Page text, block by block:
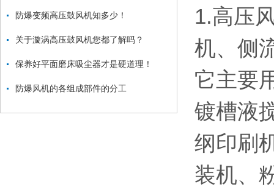
防爆变频高压鼓风机知多少！
关于漩涡高压鼓风机您都了解吗？
保养好平面磨床吸尘器才是硬道理！
防爆风机的各组成部件的分工
1.高压
机、侧
它主要
镀槽液
纲印刷
装机、